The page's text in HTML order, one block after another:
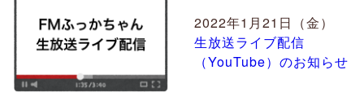
2022年1月21日（金）
生放送ライブ配信
（YouTube）のお知らせ